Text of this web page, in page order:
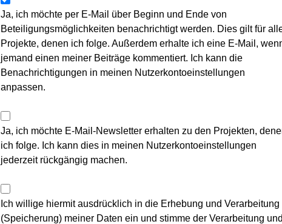
Ja, ich möchte per E-Mail über Beginn und Ende von
Beteiligungsmöglichkeiten benachrichtigt werden. Dies gilt für
Projekte, denen ich folge. Außerdem erhalte ich eine E-Mail,
jemand einen meiner Beiträge kommentiert. Ich kann die
Benachrichtigungen in meinen Nutzerkontoeinstellungen
anpassen.
Ja, ich möchte E-Mail-Newsletter erhalten zu den Projekten,
ich folge. Ich kann dies in meinen Nutzerkontoeinstellungen
jederzeit rückgängig machen.
Ich willige hiermit ausdrücklich in die Erhebung und Verarbeitung
(Speicherung) meiner Daten ein und stimme der Verarbeitung und